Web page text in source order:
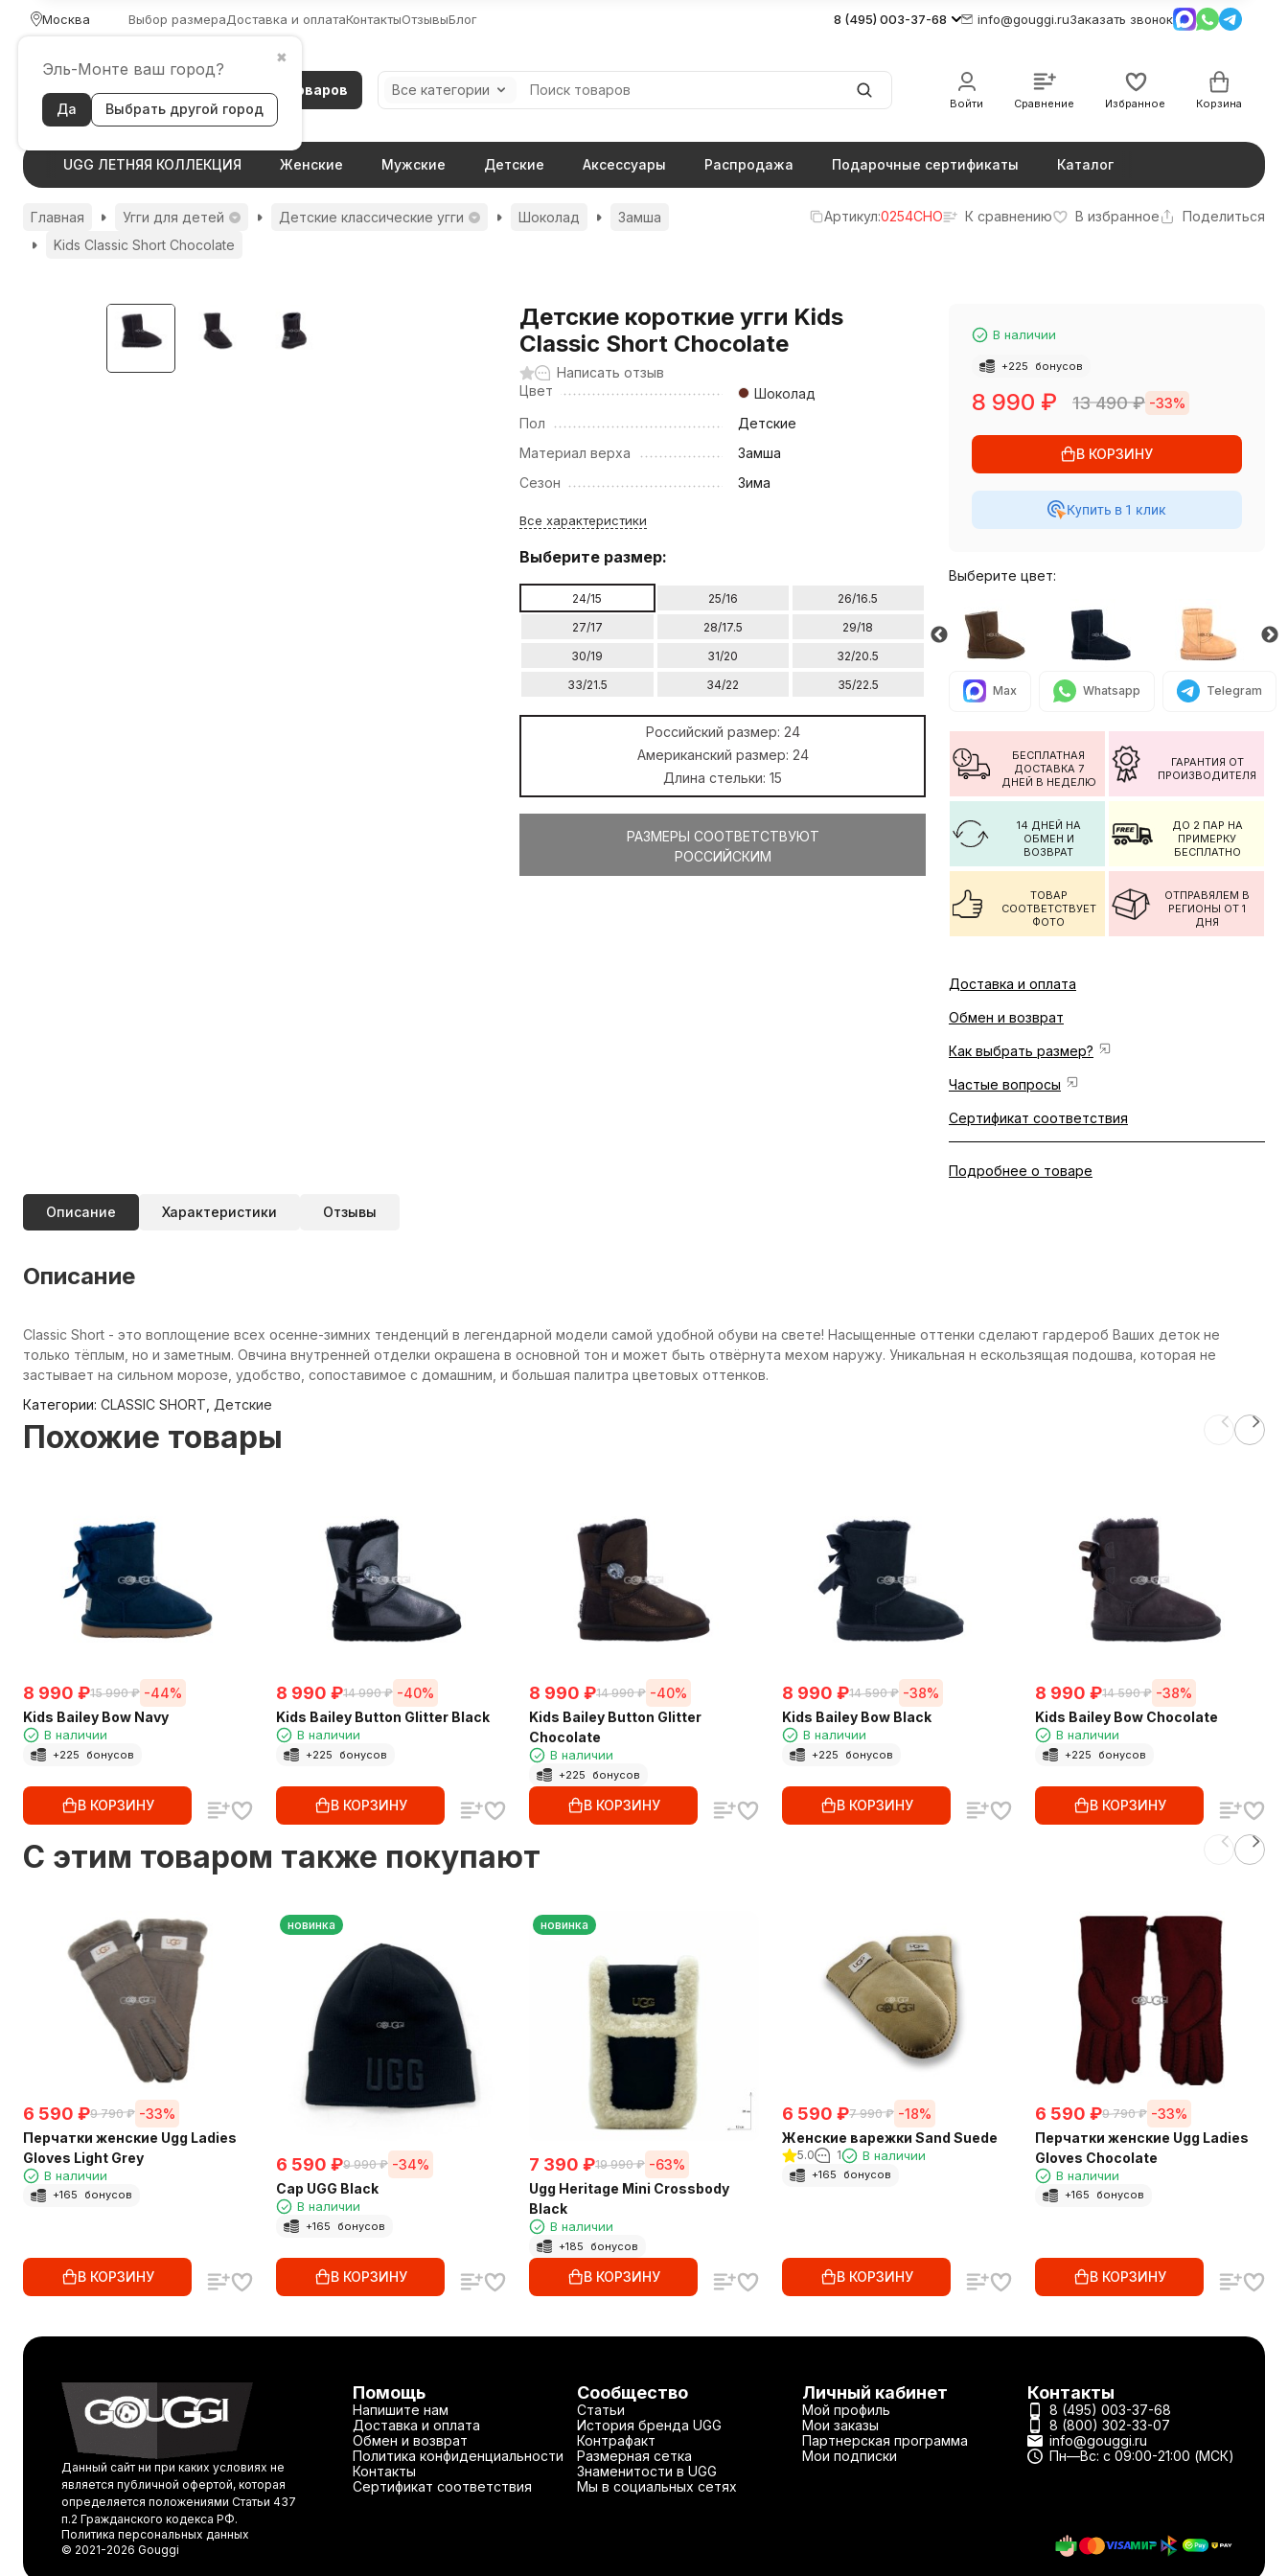
Москва
✖
Эль-Монте ваш город?
Да Выбрать другой город
Выбор размераДоставка и оплатаКонтактыОтзывыБлог 8 (495) 003-37-68 info@gouggi.ruЗаказать звонок
Каталог товаров Все категории
Войти Сравнение Избранное Корзина
UGG ЛЕТНЯЯ КОЛЛЕКЦИЯ Женские Мужские Детские Аксессуары Распродажа Подарочные сертификаты Каталог
Главная Угги для детей Детские классические угги Шоколад
Замша
Kids Classic Short Chocolate
Артикул:0254CHO К сравнению В избранное Поделиться
Детские короткие угги Kids
Classic Short Chocolate
Написать отзыв
Цвет
Шоколад
Пол
Детские
Материал верха
Замша
Сезон
Зима
Все характеристики
Выберите размер:
24/15 25/16
26/16.5
27/17
28/17.5
29/18
30/19
31/20
32/20.5
33/21.5
34/22 35/22.5
Российский размер: 24
Американский размер: 24
Длина стельки:15
РАЗМЕРЫ СООТВЕТСТВУЮТ
РОССИЙСКИМ
В наличии
+225 бонусов
8 990 ₽ 13 490₽ -33%
В КОРЗИНУ
Купить в 1 клик
Выберите цвет:
Max Whatsapp Telegram
БЕСПЛАТНАЯ
ДОСТАВКА 7
ДНЕЙ В НЕДЕЛЮ
ГАРАНТИЯ ОТ
ПРОИЗВОДИТЕЛЯ
14 ДНЕЙ НА
ОБМЕН И
ВОЗВРАТ
ДО 2 ПАР НА
ПРИМЕРКУ
БЕСПЛАТНО
ТОВАР
СООТВЕТСТВУЕТ
ФОТО
ОТПРАВЯЛЕМ В
РЕГИОНЫ ОТ 1
ДНЯ
Доставка и оплата
Обмен и возврат
Как выбрать размер?
Частые вопросы
Сертификат соответствия
Подробнее о товаре
Описание Характеристики Отзывы
Описание
Classic Short - это воплощение всех осенне-зимних тенденций в легендарной модели самой удобной обуви на свете! Насыщенные оттенки сделают гардероб Ваших деток не
только тёплым, но и заметным. Овчина внутренней отделки окрашена в основной тон и может быть отвёрнута мехом наружу. Уникальная н ескользящая подошва, которая не
застывает на сильном морозе, удобство, сопоставимое с домашним, и большая палитра цветовых оттенков.
Категории: CLASSIC SHORT Детские
Похожие товары
8 990 ₽15 990 ₽ -44%
Kids Bailey Bow Navy
В наличии
+225 бонусов
В КОРЗИНУ
8 990 ₽14 990 ₽ -40%
Kids Bailey Button Glitter Black
В наличии
+225 бонусов
В КОРЗИНУ
8 990 ₽14 990 ₽ -40%
Kids Bailey Button Glitter
Chocolate
В наличии
+225 бонусов
В КОРЗИНУ
8 990 ₽14 590 ₽ -38%
Kids Bailey Bow Black
В наличии
+225 бонусов
В КОРЗИНУ
8 990 ₽14 590 ₽ -38%
Kids Bailey Bow Chocolate
В наличии
+225 бонусов
В КОРЗИНУ
C этим товаром также покупают
6 590 ₽9 790 ₽ -33%
Перчатки женские Ugg Ladies
Gloves Light Grey
В наличии
+165 бонусов
В КОРЗИНУ
новинка
6 590 ₽9 990 ₽ -34%
Cap UGG Black
В наличии
+165 бонусов
В КОРЗИНУ
новинка
7 390 ₽19 990 ₽ -63%
Ugg Heritage Mini Crossbody
Black
В наличии
+185 бонусов
В КОРЗИНУ
6 590 ₽7 990 ₽ -18%
Женские варежки Sand Suede
5.0 1 В наличии
+165 бонусов
В КОРЗИНУ
6 590 ₽9 790 ₽ -33%
Перчатки женские Ugg Ladies
Gloves Chocolate
В наличии
+165 бонусов
В КОРЗИНУ
Данный сайт ни при каких условиях не
является публичной офертой, которая
определяется положениями Статьи 437
п.2 Гражданского кодекса РФ.
Помощь
Напишите нам
Доставка и оплата
Обмен и возврат
Политика конфиденциальности
Контакты
Сертификат соответствия
Сообщество
Статьи
История бренда UGG
Контрафакт
Размерная сетка
Знаменитости в UGG
Мы в социальных сетях
Личный кабинет
Мой профиль
Мои заказы
Партнерская программа
Мои подписки
Контакты
8 (495) 003-37-68
8 (800) 302-33-07
info@gouggi.ru
Пн—Вс: с 09:00-21:00 (МСК)
Политика персональных данных
© 2021-2026 Gouggi